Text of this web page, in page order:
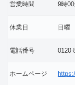
営業時間 9時
休業日 日曜
電話番号 0120-
ホームページ